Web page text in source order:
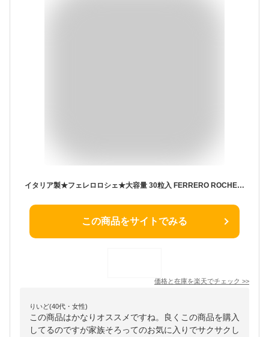
イタリア製★フェレロロシェ★大容量 30粒入 FERRERO ROCHER T-30 チョコレート ナッツ お徳用 業務用 個包装 海外お菓子 ティータイム Chocolate 定番 バレンタイン ホワイトデー
この商品をサイトでみる
価格と在庫を楽天でチェック >>
りいど(40代・女性)
この商品はかなりオススメですね。良くこの商品を購入
してるのですが家族そろってのお気に入りでサクサクし